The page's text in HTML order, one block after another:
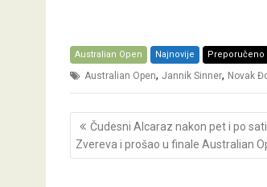
Australian Open Najnovije Preporučeno
Australian Open, Jannik Sinner, Novak
Post
navigation
Čudesni Alcaraz nakon pet i po
Zvereva i prošao u finale Australian